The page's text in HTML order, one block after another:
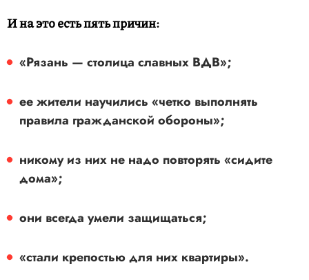
И на это есть пять причин:
«Рязань — столица славных ВДВ»;
ее жители научились «четко выполнять
правила гражданской обороны»;
никому из них не надо повторять «сидите
дома»;
они всегда умели защищаться;
«стали крепостью для них квартиры».